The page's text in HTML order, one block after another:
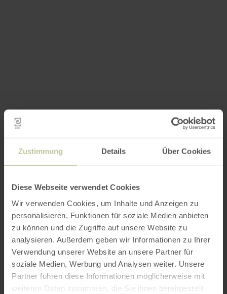
Zustimmung Details Über Cookies
Diese Webseite verwendet Cookies
Wir verwenden Cookies, um Inhalte und Anzeigen zu
personalisieren, Funktionen für soziale Medien anbieten
zu können und die Zugriffe auf unsere Website zu
analysieren. Außerdem geben wir Informationen zu Ihrer
Verwendung unserer Website an unsere Partner für
soziale Medien, Werbung und Analysen weiter. Unsere
Partner führen diese Informationen möglicherweise mit
weiteren Daten zusammen, die Sie ihnen bereitgestellt